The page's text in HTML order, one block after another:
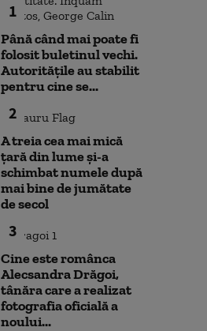
1
Până când mai poate fi
folosit buletinul vechi.
Autoritățile au stabilit
pentru cine se...
2
A treia cea mai mică
țară din lume și-a
schimbat numele după
mai bine de jumătate
de secol
3
Cine este românca
Alecsandra Drăgoi,
tânăra care a realizat
fotografia oficială a
noului...